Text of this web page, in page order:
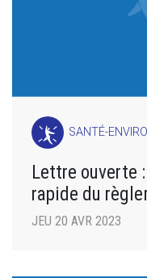
SANTÉ-
Lettre ouverte
rapide du
JEU 20 AVR 2023